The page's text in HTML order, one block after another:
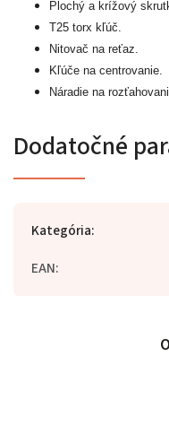
Plochý a krížový
T25 torx kľúč.
Nitovač na reťaz.
Kľúče na centrovanie.
Náradie na
Dodatočné
Kategória:
EAN: